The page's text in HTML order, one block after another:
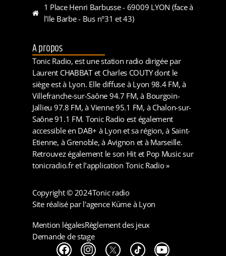
1 Place Henri Barbusse - 69009 LYON (face à
l'Ile Barbe - Bus n°31 et 43)
A propos
Tonic Radio, est une station radio dirigée par
Laurent CHABBAT et Charles COUTY dont le
siège est à Lyon. Elle diffuse à Lyon 98.4 FM, à
Villefranche-sur-Saône 94.7 FM, à Bourgoin-
Jallieu 97.8 FM, à Vienne 95.1 FM, à Chalon-sur-
Saône 91.1 FM. Tonic Radio est également
accessible en DAB+ à Lyon et sa région, à Saint-
Etienne, à Grenoble, à Avignon et à Marseille.
Retrouvez également le son Hit et Pop Music sur
tonicradio.fr et l’application Tonic Radio »
Copyright © 2024Tonic radio
Site réalisé par l'agence Küme à Lyon
Mention légalesRèglement des jeux
Demande de stage